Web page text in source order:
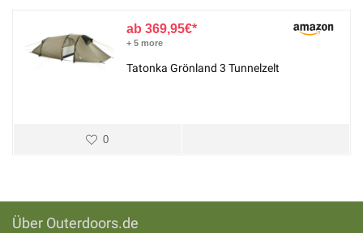
369,95€
+ 5 more
Tatonka Grönland 3 Tunnelzelt
0
Über Outerdoors.de